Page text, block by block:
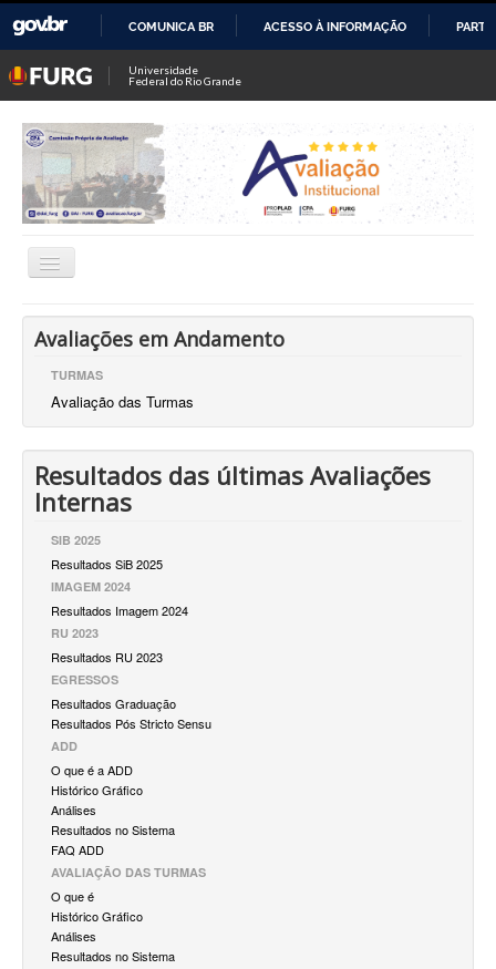
O
CONTEÚDO
COMUNICA BR ACESSO À INFORMAÇÃO
Universidade
Federal do Rio Grande
Alternar
Comissão Própria de Avaliação (CPA)
Dir. de Avaliação Institucional (DAI)
Coord. de Avaliação Institucional
CIAPs
Avaliações em Andamento
TURMAS
Avaliação das Turmas
Resultados das últimas Avaliações
Internas
SIB 2025
Resultados SiB 2025
IMAGEM 2024
Resultados Imagem 2024
RU 2023
Resultados RU 2023
EGRESSOS
Resultados Graduação
Resultados Pós Stricto Sensu
ADD
O que é a ADD
Histórico Gráfico
Análises
Resultados no Sistema
FAQ ADD
AVALIAÇÃO DAS TURMAS
O que é
Histórico Gráfico
Análises
Resultados no Sistema